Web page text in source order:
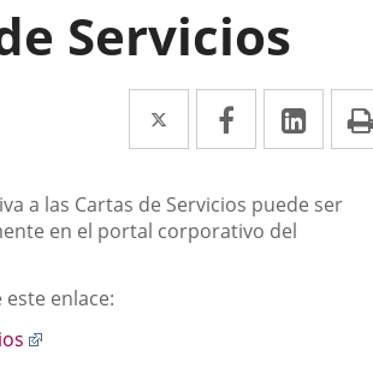
Servicios
Twitter
Enlace
a
una
aplicación
Facebook
Enlace
a
una
aplicación
a
una
a las Cartas de Servicios puede ser
en el portal corporativo del
este enlace: